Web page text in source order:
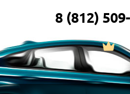
8 (812)